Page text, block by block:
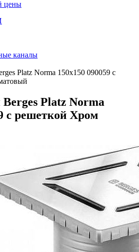
цены
каналы
Platz Norma 150x150 090059 с
Platz Norma
с решеткой Хром